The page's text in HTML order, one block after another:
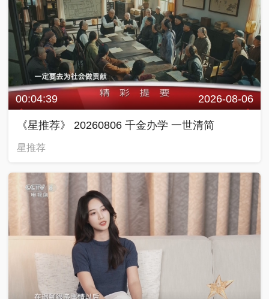
00:04:39 2026-08-06
《星推荐》 20260806 千金办学 一世清简
星推荐